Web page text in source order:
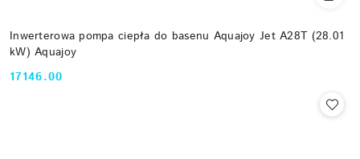
Inwerterowa pompa ciepła do basenu Aquajoy Jet A28T (28.01
kW) Aquajoy
Cena:
17146.00